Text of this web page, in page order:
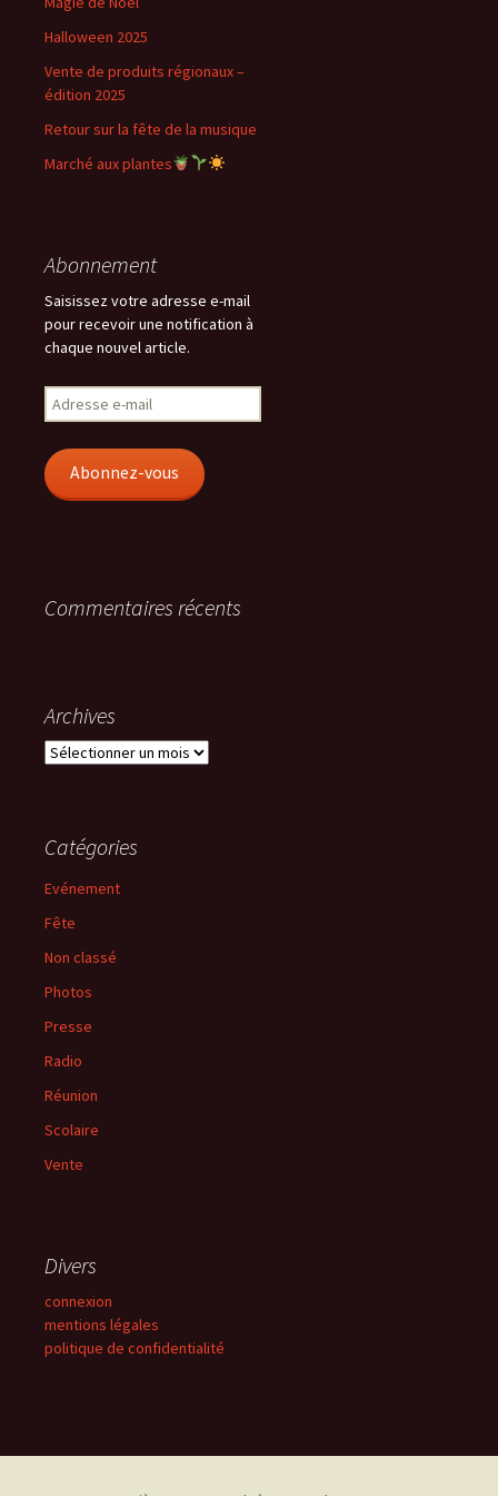
Halloween 2025
Vente de produits régionaux –
édition 2025
Retour sur la fête de la musique
Marché aux plantes
Abonnement
Saisissez votre adresse e-mail
pour recevoir une notification à
chaque nouvel article.
Adresse
e-
Abonnez-vous
Commentaires récents
Archives
Archives
Catégories
Evénement
Fête
Non classé
Photos
Presse
Radio
Réunion
Scolaire
Vente
Divers
connexion
mentions légales
politique de confidentialité